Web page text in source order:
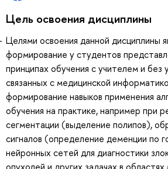
Цель освоения дисциплины
Целями освоения данной дисциплины
формирование у студентов
принципах обучения с учителем и без
связанных с медицинской
формирование навыков применения
обучения на практике, например при
сегментации (выделение полипов),
сигналов (определение деменции по
нейронных сетей для диагностики